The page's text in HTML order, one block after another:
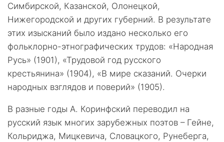
Симбирской, Казанской, Олонецкой,
Нижегородской и других губерний. В результате
этих изысканий было издано несколько его
фольклорно-этнографических трудов: «Народная
Русь» (1901), «Трудовой год русского
крестьянина» (1904), «В мире сказаний. Очерки
народных взглядов и поверий» (1905).
В разные годы А. Коринфский переводил на
русский язык многих зарубежных поэтов – Гейне,
Кольриджа, Мицкевича, Словацкого, Рунеберга,